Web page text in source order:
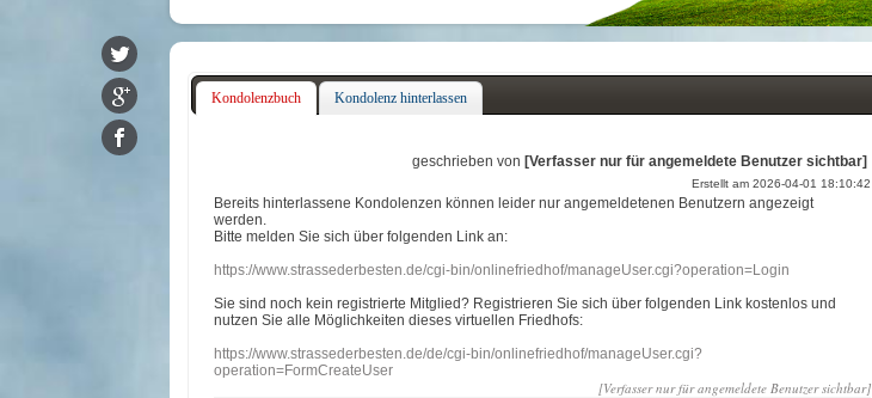
Kondolenzbuch Kondolenz hinterlassen
geschrieben von[Verfasser nur für angemeldete Benutzer sichtbar]
Erstellt am 2026-04-01 18:10:42
Bereits hinterlassene Kondolenzen können leider nur angemeldetenen Benutzern angezeigt
werden.
Bitte melden Sie sich über folgenden Link an:
https://www.strassederbesten.de/cgi-bin/onlinefriedhof/manageUser.cgi?operation=Login
Sie sind noch kein registrierte Mitglied? Registrieren Sie sich über folgenden Link kostenlos und
nutzen Sie alle Möglichkeiten dieses virtuellen Friedhofs:
https://www.strassederbesten.de/de/cgi-bin/onlinefriedhof/manageUser.cgi?
operation=FormCreateUser
[Verfasser nur für angemeldete Benutzer sichtbar]